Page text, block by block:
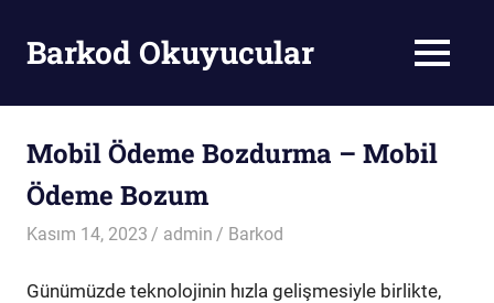
contentBarkod Okuyucular MENU
Mobil Ödeme Bozdurma – Mobil
Ödeme Bozum
Kasım 14, 2023 admin Barkod
Günümüzde teknolojinin hızla gelişmesiyle birlikte,